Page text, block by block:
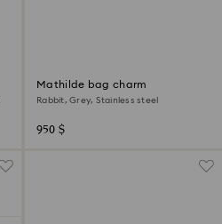
Mathilde bag charm
Rabbit, Grey, Stainless steel
950 $